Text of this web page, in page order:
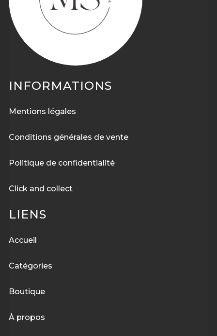
INFORMATIONS
Mentions légales
Conditions générales de vente
Politique de confidentialité
Click and collect
LIENS
Accueil
Catégories
Boutique
Àpropos